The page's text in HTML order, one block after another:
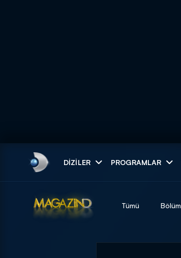
DIZILER PROGRAMLAR
Tümü